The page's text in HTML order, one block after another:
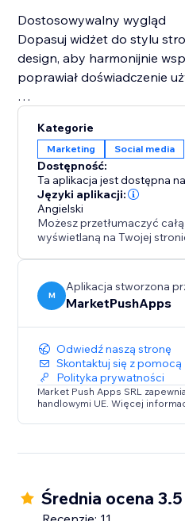
Dostosowywalny wygląd
Dopasuj widżet do stylu
design, aby harmonijnie
poprawiał doświadczenie
synchronizuje się z profilem
odwiedzający zawsze
bez ręcznych aktualizacji.
Kategorie
Marketing Social media
Dostępność:
Ta aplikacja jest dostępna
Języki aplikacji:
Angielski
Możesz przetłumaczyć
wyświetlaną na Twojej
M
Aplikacja stworzona
MarketPushApps
Odwiedź naszą stronę
Skontaktuj się z pomocą
Polityka prywatności
Market Push Apps SRL
handlowymi UE. Więcej
Średnia ocena 3.5